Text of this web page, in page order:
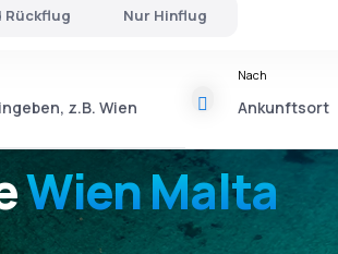
Wien Malta
Rückflug Nur Hinflug
Nach